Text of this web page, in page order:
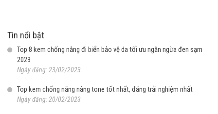
Tin nổi bật
Top 8 kem chống nắng đi biển bảo vệ da tối ưu ngăn ngừa đen sạm
2023
Ngày đăng: 23/02/2023
Top kem chống nắng nâng tone tốt nhất, đáng trải nghiệm nhất
Ngày đăng: 20/02/2023